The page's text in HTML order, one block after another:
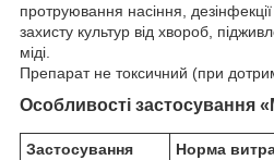
протруювання насіння,
захисту культур від хвороб,
міді.
Препарат не токсичний (при
Особливості застосування
Застосування Норма